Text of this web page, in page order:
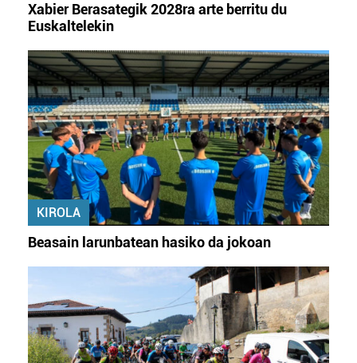
Xabier Berasategik 2028ra arte berritu du
Euskaltelekin
KIROLA
Beasain larunbatean hasiko da jokoan